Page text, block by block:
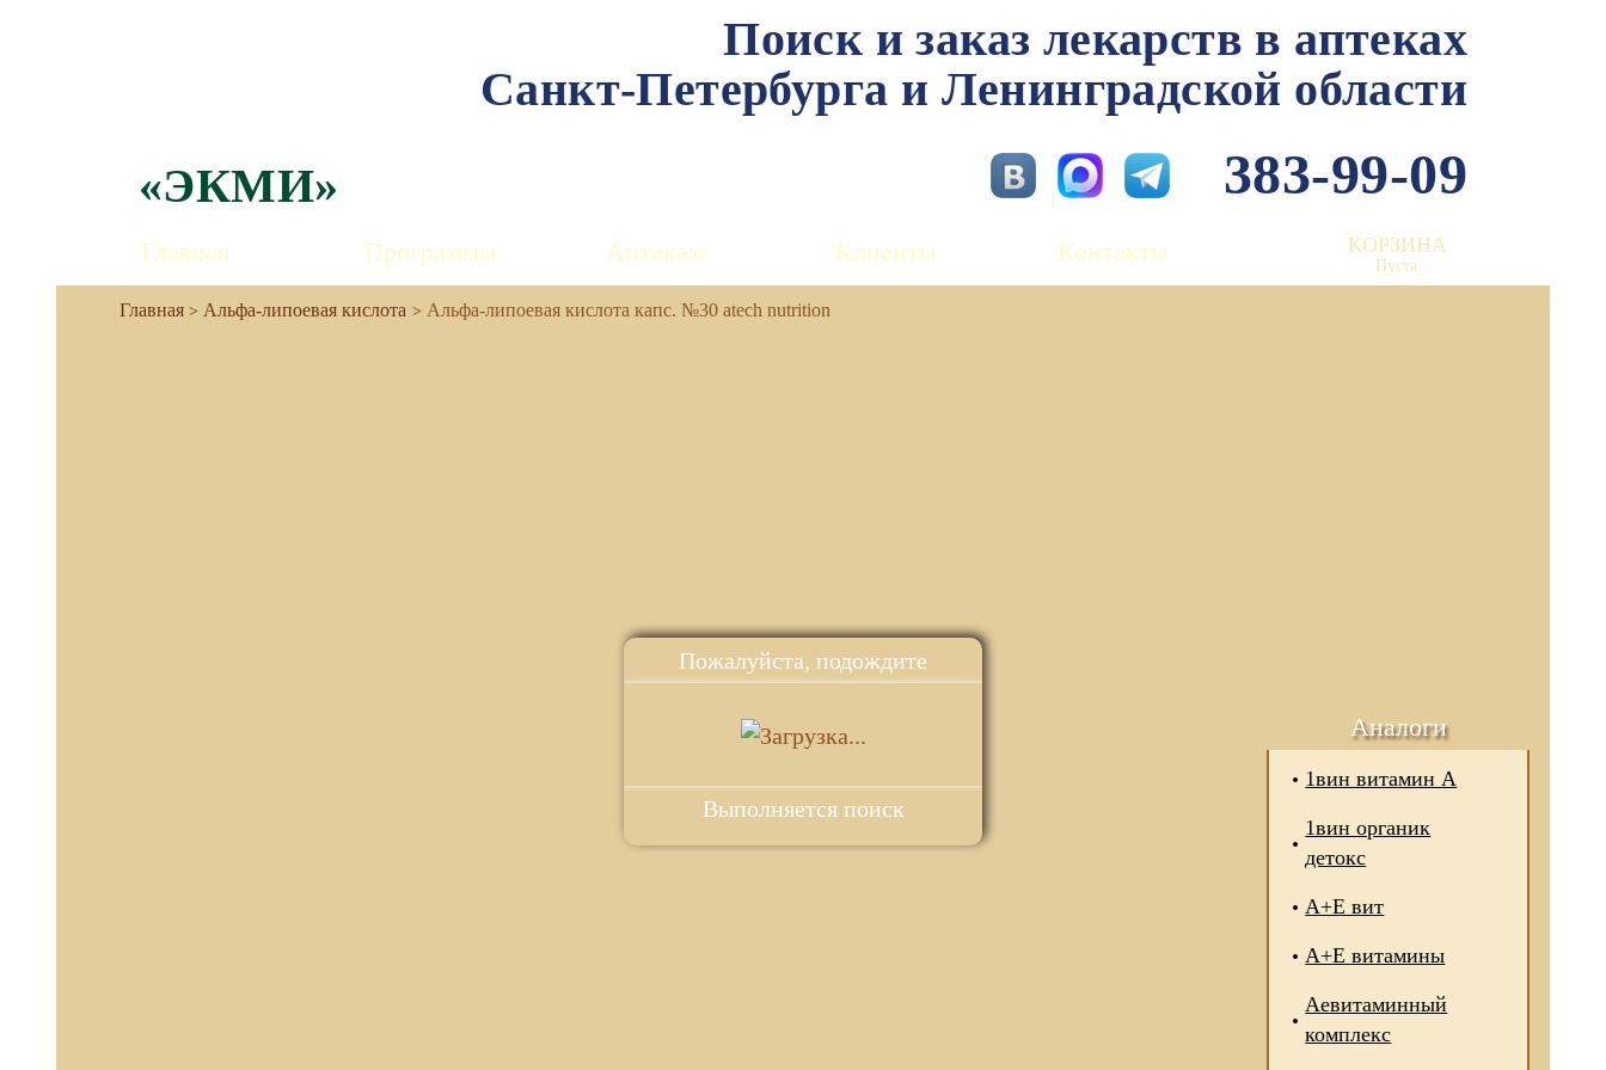
Пожалуйста, подождите
Выполняется поиск
Поиск и заказ лекарств в аптеках
Санкт-Петербурга и Ленинградской области
383-99-09
«ЭКМИ»
Главная Программы Аптекам Клиенты Контакты КОРЗИНА
Пуста
Альфа-липоевая кислота Альфа-липоевая кислота капс. №30 atech nutrition
Аналоги
1вин витамин А
1вин органик
детокс
А+Е вит
А+Е витамины
Аевитаминный
комплекс